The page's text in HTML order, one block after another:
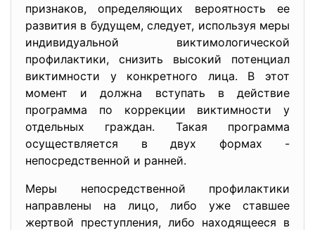
признаков, определяющих вероятность ее
развития в будущем, следует, используя меры
индивидуальной виктимологической
профилактики, снизить высокий потенциал
виктимности у конкретного лица. В этот
момент и должна вступать в действие
программа по коррекции виктимности у
отдельных граждан. Такая программа
осуществляется в двух формах -
непосредственной и ранней.
Меры непосредственной профилактики
направлены на лицо, либо уже ставшее
жертвой преступления, либо находящееся в